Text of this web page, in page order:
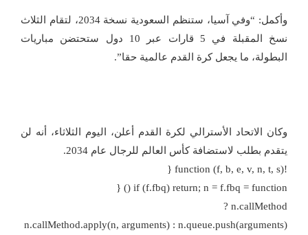
وأكمل: “وفي آسيا، ستنظم السعودية نسخة 2034، لتقام الثلاث
نسخ المقبلة في 5 قارات عبر 10 دول ستحتضن مباريات
البطولة، ما يجعل كرة القدم عالمية حقا”.
وكان الاتحاد الأسترالي لكرة القدم أعلن، اليوم الثلاثاء، أنه لن
يتقدم بطلب لاستضافة كأس العالم للرجال عام 2034.
!function (f, b, e, v, n, t, s) {
if (f.fbq) return; n = f.fbq = function () {
n.callMethod ?
n.callMethod.apply(n, arguments) : n.queue.push(arguments)